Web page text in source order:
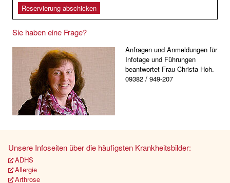
Sie haben eine Frage?
Anfragen und Anmeldungen für
Infotage und Führungen
beantwortet Frau Christa Hoh.
09382 / 949-207
Unsere Infoseiten über die häufigsten Krankheitsbilder:
ADHS
Allergie
Arthrose